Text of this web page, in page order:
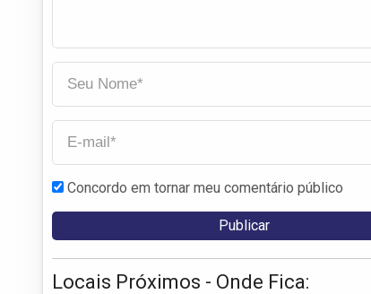
Concordo em tornar meu comentário público
Locais Próximos - Onde Fica: